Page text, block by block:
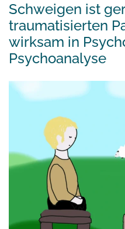
Schweigen ist
traumatisierten
wirksam in
Psychoanalyse